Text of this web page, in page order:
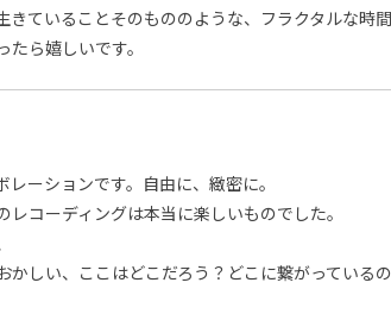
きていることそのもののような、フラクタルな時間
ら嬉しいです。
ーションです。自由に、緻密に。
コーディングは本当に楽しいものでした。
かしい、ここはどこだろう？どこに繋がっているの